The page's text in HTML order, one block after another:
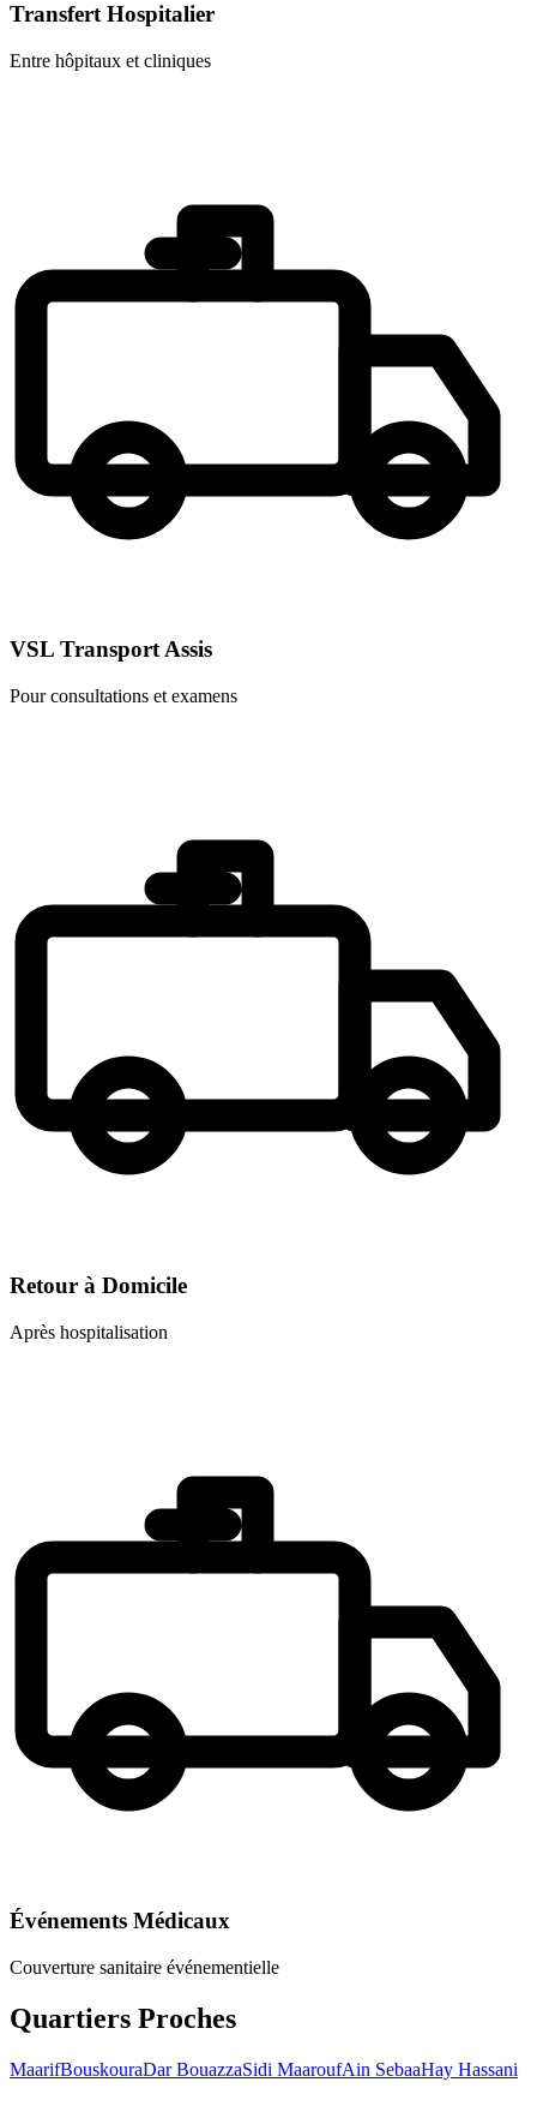
Transfert Hospitalier
Entre hôpitaux et cliniques
VSL Transport Assis
Pour consultations et examens
Retour à Domicile
Après hospitalisation
Événements Médicaux
Couverture sanitaire événementielle
Quartiers Proches
MaarifBouskouraDar BouazzaSidi MaaroufAin SebaaHay Hassani